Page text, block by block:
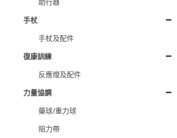
手杖
手杖及配件
復康訓練
反應燈及配件
力量協調
藥球/重力球
阻力帶